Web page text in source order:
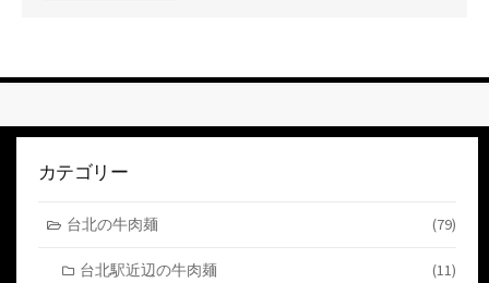
る
カテゴリー
台北の牛肉麺 (79)
台北駅近辺の牛肉麺 (11)